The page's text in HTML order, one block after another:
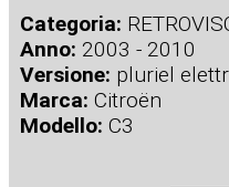
Categoria:
Anno: 2003 - 2010
Versione: pluriel
Marca: Citroën
Modello: C3